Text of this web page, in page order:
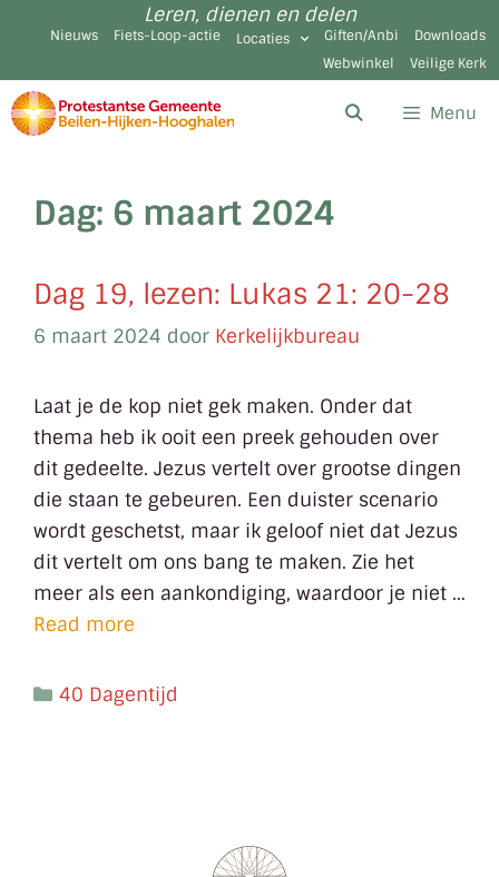
Leren, dienen en delen
Nieuws Fiets-Loop-actie Locaties Giften/Anbi
Downloads
Webwinkel
Veilige Kerk
Menu
Dag: 6 maart 2024
Dag 19, lezen: Lukas 21: 20-28
6 maart 2024 door Kerkelijkbureau
Laat je de kop niet gek maken. Onder dat
thema heb ik ooit een preek gehouden over
dit gedeelte. Jezus vertelt over grootse dingen
die staan te gebeuren. Een duister scenario
wordt geschetst, maar ik geloof niet dat Jezus
dit vertelt om ons bang te maken. Zie het
meer als een aankondiging, waardoor je niet …
Read more
40 Dagentijd